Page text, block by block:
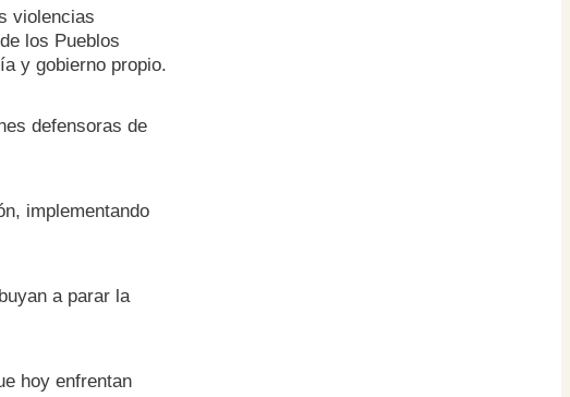
violencias
los Pueblos
y gobierno propio.
defensoras de
implementando
a parar la
hoy enfrentan